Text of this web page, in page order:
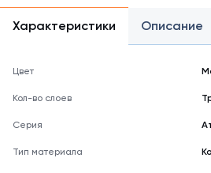
Характеристики Описание
Цвет
Кол-во слоев
Серия
Тип материала